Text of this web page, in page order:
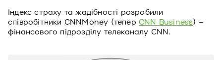
Індекс страху та жадібності розробили
співробітники CNNMoney (тепер CNN Business) –
фінансового підрозділу телеканалу CNN.